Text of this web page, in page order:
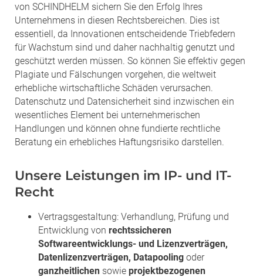
von SCHINDHELM sichern Sie den Erfolg Ihres
Unternehmens in diesen Rechtsbereichen. Dies ist
essentiell, da Innovationen entscheidende Triebfedern
für Wachstum sind und daher nachhaltig genutzt und
geschützt werden müssen. So können Sie effektiv gegen
Plagiate und Fälschungen vorgehen, die weltweit
erhebliche wirtschaftliche Schäden verursachen.
Datenschutz und Datensicherheit sind inzwischen ein
wesentliches Element bei unternehmerischen
Handlungen und können ohne fundierte rechtliche
Beratung ein erhebliches Haftungsrisiko darstellen.
Unsere Leistungen im IP- und IT-
Recht
Vertragsgestaltung: Verhandlung, Prüfung und
Entwicklung von rechtssicheren
Softwareentwicklungs- und Lizenzverträgen,
Datenlizenzverträgen, Datapooling oder
ganzheitlichen sowie projektbezogenen